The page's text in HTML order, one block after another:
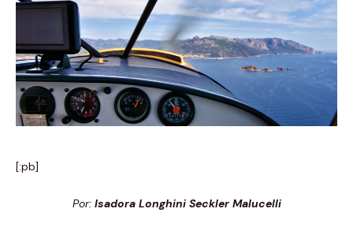
[:pb]
Por: Isadora Longhini Seckler Malucelli